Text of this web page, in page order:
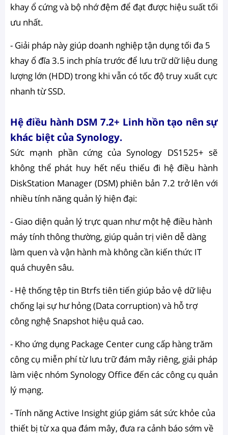
khay ổ cứng và bộ nhớ đệm để đạt được hiệu suất tối
ưu nhất.
- Giải pháp này giúp doanh nghiệp tận dụng tối đa 5
khay ổ đĩa 3.5 inch phía trước để lưu trữ dữ liệu dung
lượng lớn (HDD) trong khi vẫn có tốc độ truy xuất cực
nhanh từ SSD.
Hệ điều hành DSM 7.2+ Linh hồn tạo nên sự
khác biệt của Synology.
Sức mạnh phần cứng của Synology DS1525+ sẽ
không thể phát huy hết nếu thiếu đi hệ điều hành
DiskStation Manager (DSM) phiên bản 7.2 trở lên với
nhiều tính năng quản lý hiện đại:
- Giao diện quản lý trực quan như một hệ điều hành
máy tính thông thường, giúp quản trị viên dễ dàng
làm quen và vận hành mà không cần kiến thức IT
quá chuyên sâu.
- Hệ thống tệp tin Btrfs tiên tiến giúp bảo vệ dữ liệu
chống lại sự hư hỏng (Data corruption) và hỗ trợ
công nghệ Snapshot hiệu quả cao.
- Kho ứng dụng Package Center cung cấp hàng trăm
công cụ miễn phí từ lưu trữ đám mây riêng, giải pháp
làm việc nhóm Synology Office đến các công cụ quản
lý mạng.
- Tính năng Active Insight giúp giám sát sức khỏe của
thiết bị từ xa qua đám mây, đưa ra cảnh báo sớm về